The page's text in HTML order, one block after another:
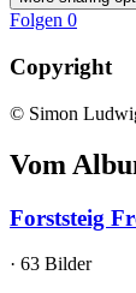
Folgen 0
Copyright
© Simon
Vom
Forststeig
· 63 Bilder